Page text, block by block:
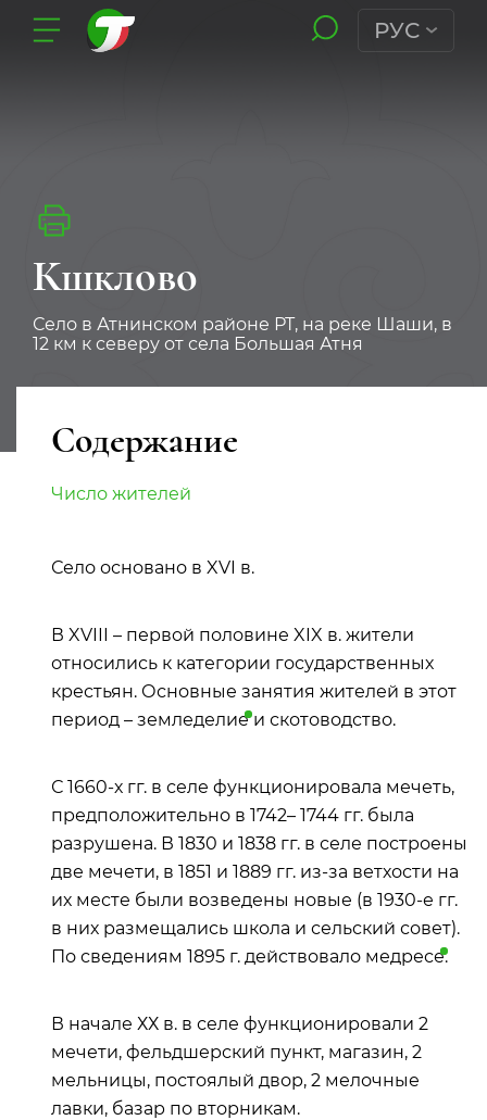
РУС
Кшклово
Село в Атнинском районе РТ, на реке Шаши, в
12 км к северу от села Большая Атня
Содержание
Число жителей
Село основано в XVI в.
В XVIII – первой половине XIX в. жители
относились к категории государственных
крестьян. Основные занятия жителей в этот
период – земледелиеи скотоводство.
С 1660-х гг. в селе функционировала мечеть,
предположительно в 1742– 1744 гг. была
разрушена. В 1830 и 1838 гг. в селе построены
две мечети, в 1851 и 1889 гг. из-за ветхости на
их месте были возведены новые (в 1930-е гг.
в них размещались школа и сельский совет).
По сведениям 1895 г. действовало медресе.
В начале ХХ в. в селе функционировали 2
мечети, фельдшерский пункт, магазин, 2
мельницы, постоялый двор, 2 мелочные
лавки, базар по вторникам.